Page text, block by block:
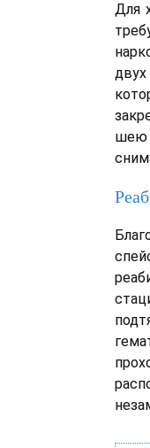
Для
шею